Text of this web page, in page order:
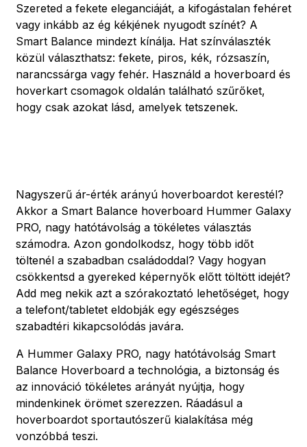
Szereted a fekete eleganciáját, a kifogástalan fehéret
vagy inkább az ég kékjének nyugodt színét? A
Smart Balance mindezt kínálja. Hat színválaszték
közül választhatsz: fekete, piros, kék, rózsaszín,
narancssárga vagy fehér. Használd a hoverboard és
hoverkart csomagok oldalán található szűrőket,
hogy csak azokat lásd, amelyek tetszenek.
Nagyszerű ár-érték arányú hoverboardot kerestél?
Akkor a Smart Balance hoverboard Hummer Galaxy
PRO, nagy hatótávolság a tökéletes választás
számodra. Azon gondolkodsz, hogy több időt
töltenél a szabadban családoddal? Vagy hogyan
csökkentsd a gyereked képernyők előtt töltött idejét?
Add meg nekik azt a szórakoztató lehetőséget, hogy
a telefont/tabletet eldobják egy egészséges
szabadtéri kikapcsolódás javára.
A Hummer Galaxy PRO, nagy hatótávolság Smart
Balance Hoverboard a technológia, a biztonság és
az innováció tökéletes arányát nyújtja, hogy
mindenkinek örömet szerezzen. Ráadásul a
hoverboardot sportautószerű kialakítása még
vonzóbbá teszi.